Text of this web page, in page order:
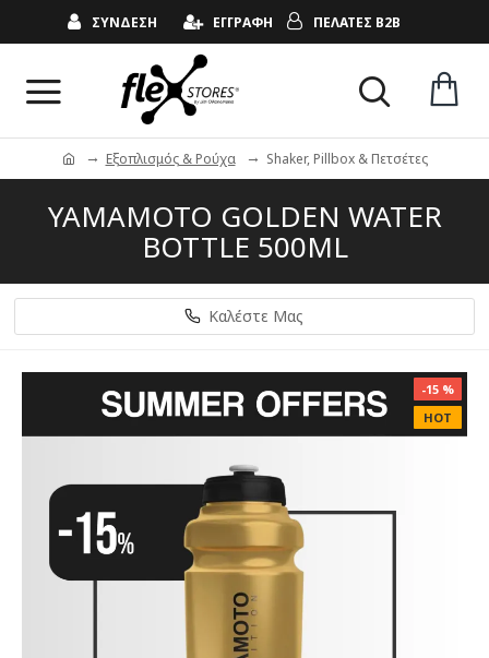
ΣΥΝΔΕΣΗ ΕΓΓΡΑΦΗ ΠΕΛΑΤΕΣ B2B
Εξοπλισμός & Ρούχα Shaker, Pillbox & Πετσέτες
YAMAMOTO GOLDEN WATER
BOTTLE 500ML
Καλέστε Μας
HOT
-15 %